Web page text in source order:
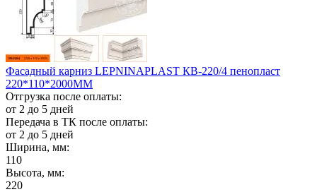
Фасадный карниз LEPNINAPLAST КВ-220/4 пенопласт
220*110*2000ММ
Отгрузка после оплаты:
от 2 до 5 дней
Передача в ТК после оплаты:
от 2 до 5 дней
Ширина, мм:
110
Высота, мм:
220